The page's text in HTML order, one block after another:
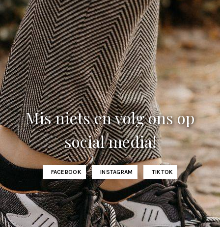
Mis niets en volg ons op
social media!
FACEBOOK INSTAGRAM TIKTOK